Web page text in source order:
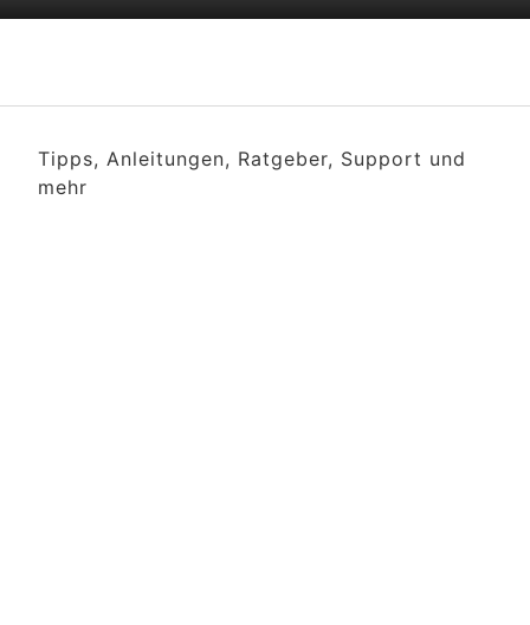
Tipps, Anleitungen, Ratgeber, Support und
mehr